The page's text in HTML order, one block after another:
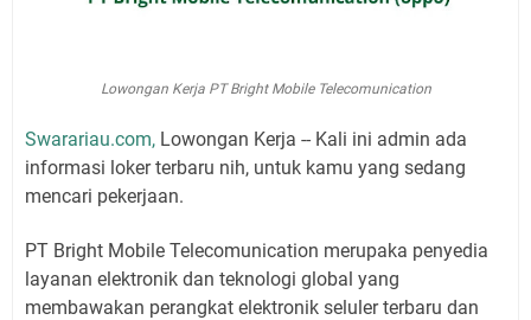
Lowongan Kerja PT Bright Mobile Telecomunication
Swarariau.com, Lowongan Kerja -- Kali ini admin ada
informasi loker terbaru nih, untuk kamu yang sedang
mencari pekerjaan.
PT Bright Mobile Telecomunication merupaka penyedia
layanan elektronik dan teknologi global yang
membawakan perangkat elektronik seluler terbaru dan